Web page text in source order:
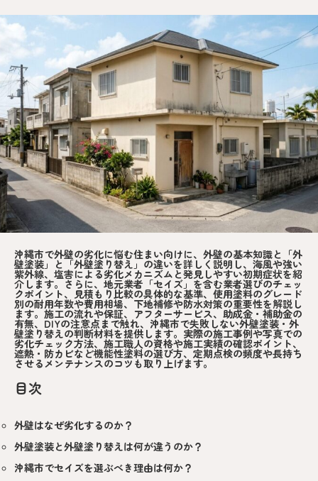
沖縄市で外壁の劣化に悩む住まい向けに、外壁の基本知識と「外
壁塗装」と「外壁塗り替え」の違いを詳しく説明し、海風や強い
紫外線、塩害による劣化メカニズムと発見しやすい初期症状を紹
介します。さらに、地元業者「セイズ」を含む業者選びのチェッ
クポイント、見積もり比較の具体的な基準、使用塗料のグレード
別の耐用年数や費用相場、下地補修や防水対策の重要性を解説し
ます。施工の流れや保証、アフターサービス、助成金・補助金の
有無、DIYの注意点まで触れ、沖縄市で失敗しない外壁塗装・外
壁塗り替えの判断材料を提供します。実際の施工事例や写真での
劣化チェック方法、施工職人の資格や施工実績の確認ポイント、
遮熱・防カビなど機能性塗料の選び方、定期点検の頻度や長持ち
させるメンテナンスのコツも取り上げます。
目次
外壁はなぜ劣化するのか？
外壁塗装と外壁塗り替えは何が違うのか？
沖縄市でセイズを選ぶべき理由は何か？